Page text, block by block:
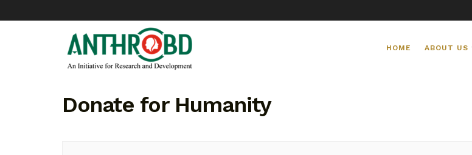
HOME ABOUT US
Donate for Humanity